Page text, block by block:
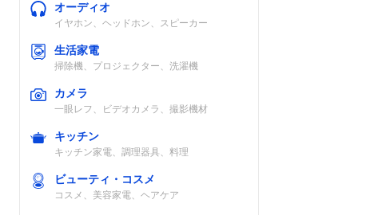
オーディオ
イヤホン、ヘッドホン、スピーカー
生活家電
掃除機、プロジェクター、洗濯機
カメラ
一眼レフ、ビデオカメラ、撮影機材
キッチン
キッチン家電、調理器具、料理
ビューティ・コスメ
コスメ、美容家電、ヘアケア